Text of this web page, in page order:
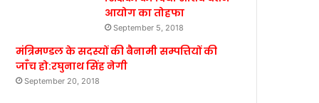
आयोग का तोहफा
September 5, 2018
मंत्रिमण्डल के सदस्यों की बैनामी सम्पत्तियों की
जाँच हो:रघुनाथ सिंह नेगी
September 20, 2018